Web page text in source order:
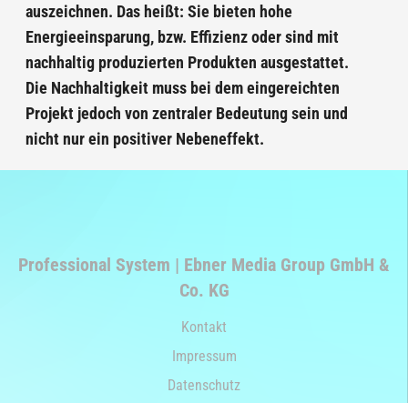
auszeichnen. Das heißt: Sie bieten hohe
Energieeinsparung, bzw. Effizienz oder sind mit
nachhaltig produzierten Produkten ausgestattet.
Die Nachhaltigkeit muss bei dem eingereichten
Projekt jedoch von zentraler Bedeutung sein und
nicht nur ein positiver Nebeneffekt.
Professional System | Ebner Media Group GmbH &
Co. KG
Kontakt
Impressum
Datenschutz